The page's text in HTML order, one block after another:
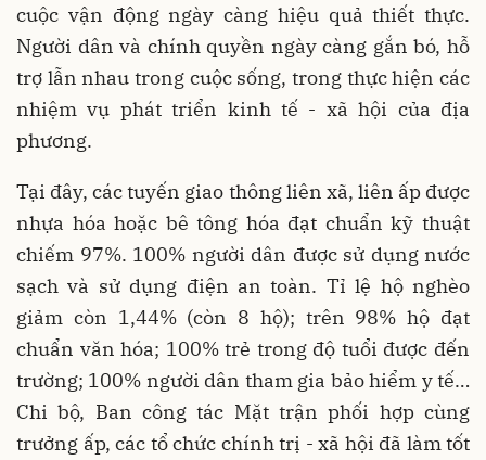
cuộc vận động ngày càng hiệu quả thiết thực.
Người dân và chính quyền ngày càng gắn bó, hỗ
trợ lẫn nhau trong cuộc sống, trong thực hiện các
nhiệm vụ phát triển kinh tế - xã hội của địa
phương.
Tại đây, các tuyến giao thông liên xã, liên ấp được
nhựa hóa hoặc bê tông hóa đạt chuẩn kỹ thuật
chiếm 97%. 100% người dân được sử dụng nước
sạch và sử dụng điện an toàn. Tỉ lệ hộ nghèo
giảm còn 1,44% (còn 8 hộ); trên 98% hộ đạt
chuẩn văn hóa; 100% trẻ trong độ tuổi được đến
trường; 100% người dân tham gia bảo hiểm y tế…
Chi bộ, Ban công tác Mặt trận phối hợp cùng
trưởng ấp, các tổ chức chính trị - xã hội đã làm tốt